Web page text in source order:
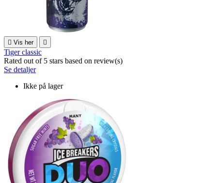
 Vis her 
Tiger classic
Rated out of 5 stars based on review(s)
Se detaljer
Ikke på lager